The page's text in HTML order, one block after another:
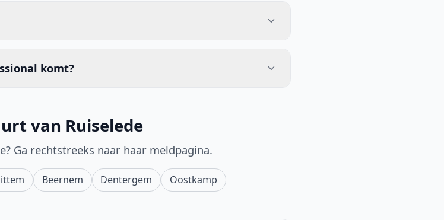
komt?
van Ruiselede
Ga rechtstreeks naar haar meldpagina.
Beernem Dentergem Oostkamp